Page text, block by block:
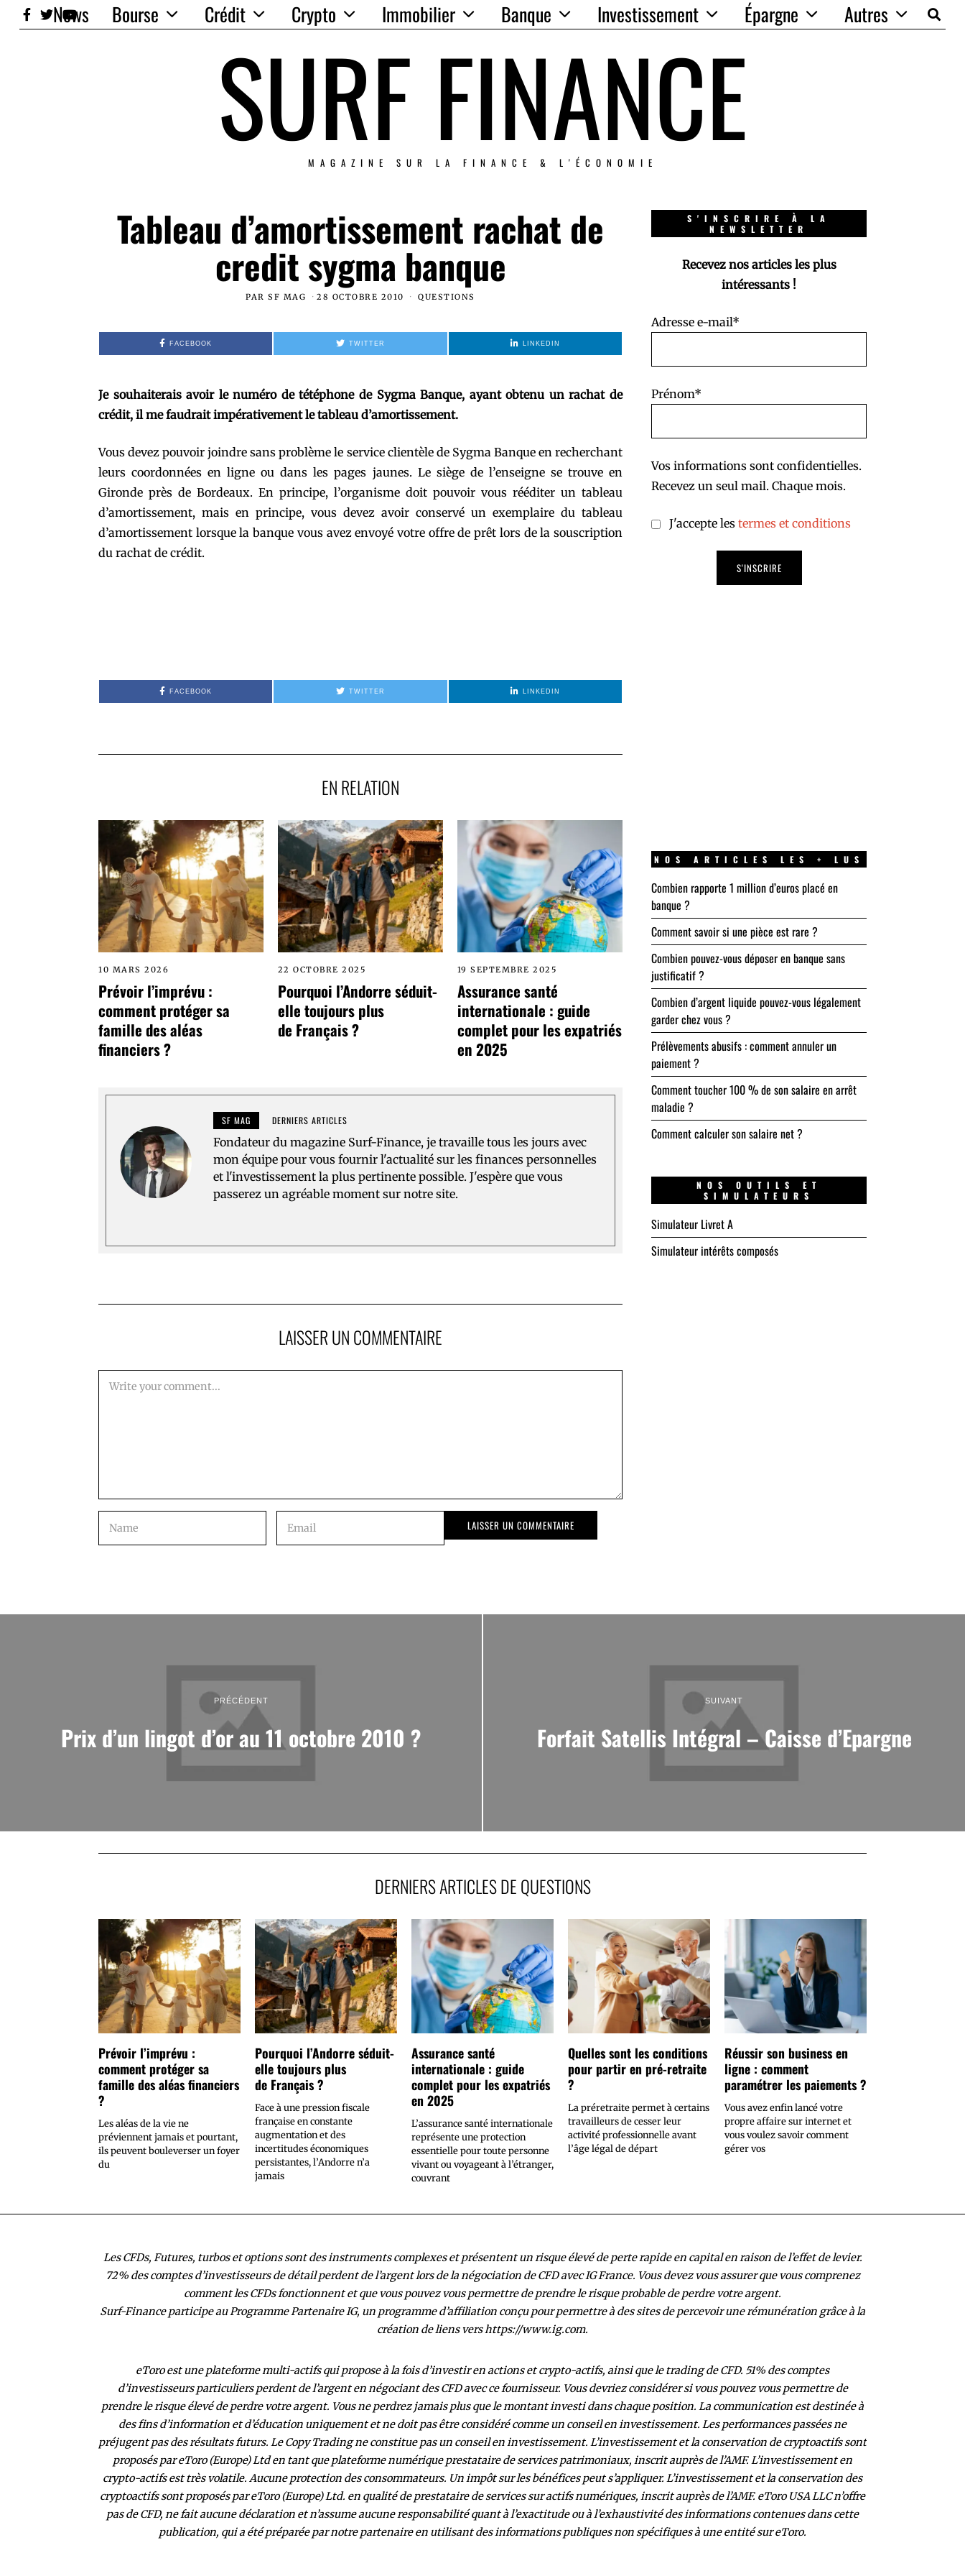
News Bourse Crédit Crypto Immobilier Banque Investissement Épargne Autres
SURF FINANCE
MAGAZINE SUR LA FINANCE & L'ÉCONOMIE
Tableau d’amortissement rachat de
credit sygma banque
PARSF MAG 28 OCTOBRE 2010 QUESTIONS
FACEBOOK TWITTER LINKEDIN
Je souhaiterais avoir le numéro de tétéphone de Sygma Banque, ayant obtenu un rachat de
crédit, il me faudrait impérativement le tableau d’amortissement.
Vous devez pouvoir joindre sans problème le service clientèle de Sygma Banque en recherchant
leurs coordonnées en ligne ou dans les pages jaunes. Le siège de l’enseigne se trouve en
Gironde près de Bordeaux. En principe, l’organisme doit pouvoir vous rééditer un tableau
d’amortissement, mais en principe, vous devez avoir conservé un exemplaire du tableau
d’amortissement lorsque la banque vous avez envoyé votre offre de prêt lors de la souscription
du rachat de crédit.
FACEBOOK TWITTER LINKEDIN
EN RELATION
10 MARS 2026
Prévoir l’imprévu :
comment protéger sa
famille des aléas
financiers ?
22 OCTOBRE 2025
Pourquoi l’Andorre séduit-
elle toujours plus
de Français ?
19 SEPTEMBRE 2025
Assurance santé
internationale : guide
complet pour les expatriés
en 2025
SF MAG DERNIERS ARTICLES
Fondateur du magazine Surf-Finance, je travaille tous les jours avec
mon équipe pour vous fournir l'actualité sur les finances personnelles
et l'investissement la plus pertinente possible. J'espère que vous
passerez un agréable moment sur notre site.
LAISSER UN COMMENTAIRE
S'INSCRIRE À LA
NEWSLETTER
Recevez nos articles les plus
intéressants !
Adresse e-mail*
Prénom*
Vos informations sont confidentielles.
Recevez un seul mail. Chaque mois.
J'accepte les termes et conditions
NOS ARTICLES LES + LUS
Combien rapporte 1 million d’euros placé en
banque ?
Comment savoir si une pièce est rare ?
Combien pouvez-vous déposer en banque sans
justificatif ?
Combien d’argent liquide pouvez-vous légalement
garder chez vous ?
Prélèvements abusifs : comment annuler un
paiement ?
Comment toucher 100 % de son salaire en arrêt
maladie ?
Comment calculer son salaire net ?
NOS OUTILS ET
SIMULATEURS
Simulateur Livret A
Simulateur intérêts composés
PRÉCÉDENT
Prix d’un lingot d’or au 11 octobre 2010 ?
SUIVANT
Forfait Satellis Intégral – Caisse d’Epargne
DERNIERS ARTICLES DE QUESTIONS
Prévoir l’imprévu :
comment protéger sa
famille des aléas financiers
?
Les aléas de la vie ne
préviennent jamais et pourtant,
ils peuvent bouleverser un foyer
du
Pourquoi l’Andorre séduit-
elle toujours plus
de Français ?
Face à une pression fiscale
française en constante
augmentation et des
incertitudes économiques
persistantes, l’Andorre n’a
jamais
Assurance santé
internationale : guide
complet pour les expatriés
en 2025
L’assurance santé internationale
représente une protection
essentielle pour toute personne
vivant ou voyageant à l’étranger,
couvrant
Quelles sont les conditions
pour partir en pré-retraite
?
​La préretraite permet à certains
travailleurs de cesser leur
activité professionnelle avant
l’âge légal de départ
Réussir son business en
ligne : comment
paramétrer les paiements ?
Vous avez enfin lancé votre
propre affaire sur internet et
vous voulez savoir comment
gérer vos
Les CFDs, Futures, turbos et options sont des instruments complexes et présentent un risque élevé de perte rapide en capital en raison de l’effet de levier.
72% des comptes d’investisseurs de détail perdent de l’argent lors de la négociation de CFD avec IG France. Vous devez vous assurer que vous comprenez
comment les CFDs fonctionnent et que vous pouvez vous permettre de prendre le risque probable de perdre votre argent.
Surf-Finance participe au Programme Partenaire IG, un programme d’affiliation conçu pour permettre à des sites de percevoir une rémunération grâce à la
création de liens vers https://www.ig.com.
eToro est une plateforme multi-actifs qui propose à la fois d’investir en actions et crypto-actifs, ainsi que le trading de CFD. 51% des comptes
d’investisseurs particuliers perdent de l’argent en négociant des CFD avec ce fournisseur. Vous devriez considérer si vous pouvez vous permettre de
prendre le risque élevé de perdre votre argent. Vous ne perdrez jamais plus que le montant investi dans chaque position. La communication est destinée à
des fins d’information et d’éducation uniquement et ne doit pas être considéré comme un conseil en investissement. Les performances passées ne
préjugent pas des résultats futurs. Le Copy Trading ne constitue pas un conseil en investissement. L’investissement et la conservation de cryptoactifs sont
proposés par eToro (Europe) Ltd en tant que plateforme numérique prestataire de services patrimoniaux, inscrit auprès de l’AMF. L’investissement en
crypto-actifs est très volatile. Aucune protection des consommateurs. Un impôt sur les bénéfices peut s’appliquer. L’investissement et la conservation des
cryptoactifs sont proposés par eToro (Europe) Ltd. en qualité de prestataire de services sur actifs numériques, inscrit auprès de l’AMF. eToro USA LLC n’offre
pas de CFD, ne fait aucune déclaration et n’assume aucune responsabilité quant à l’exactitude ou à l’exhaustivité des informations contenues dans cette
publication, qui a été préparée par notre partenaire en utilisant des informations publiques non spécifiques à une entité sur eToro.